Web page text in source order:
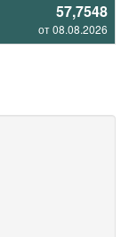
57,7548
от 08.08.2026